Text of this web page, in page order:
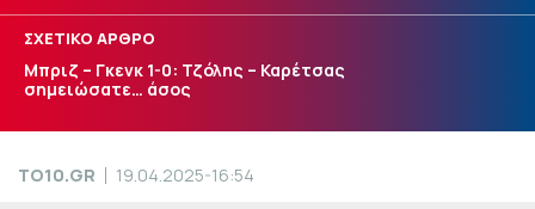
ΣΧΕΤΙΚΟ ΑΡΘΡΟ
Μπριζ – Γκενκ 1-0: Τζόλης – Καρέτσας
σημειώσατε… άσος
TO10.GR 19.04.2025-16:54